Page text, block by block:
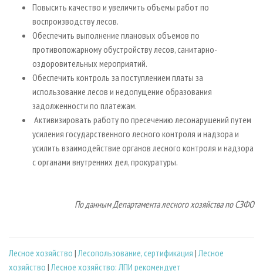
Повысить качество и увеличить объемы работ по
воспроизводству лесов.
Обеспечить выполнение плановых объемов по
противопожарному обустройству лесов, санитарно­
оздоровительных мероприятий.
Обеспечить контроль за поступлением платы за
использование лесов и недопущение образования
задолженности по платежам.
Активизировать работу по пресечению лесонарушений путем
усиления государственного лесного контроля и надзора и
усилить взаимодействие органов лесного контроля и надзора
с органами внутренних дел, прокуратуры.
По данным Департамента лесного хозяйства по СЗФО
Лесное хозяйство | Лесопользование, сертификация | Лесное
хозяйство | Лесное хозяйство: ЛПИ рекомендует